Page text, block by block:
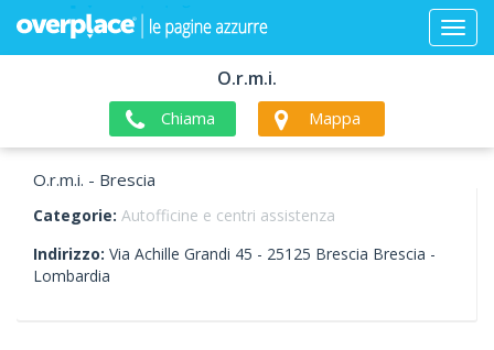
O.r.m.i.
Chiama Mappa
O.r.m.i. - Brescia
Categorie: Autofficine e centri assistenza
Indirizzo: Via Achille Grandi 45 - 25125 Brescia Brescia -
Lombardia